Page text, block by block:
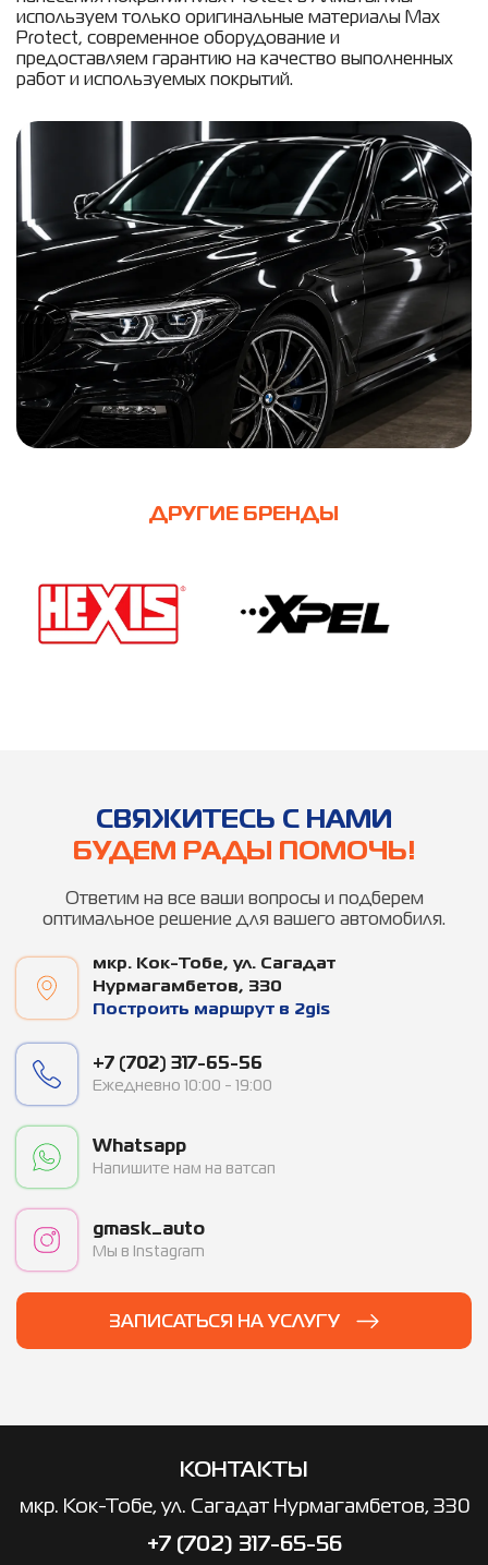
используем только оригинальные материалы Max
Protect, современное оборудование и
предоставляем гарантию на качество выполненных
работ и используемых покрытий.
ДРУГИЕ БРЕНДЫ
CВЯЖИТЕСЬ С НАМИ
БУДЕМ РАДЫ ПОМОЧЬ!
Ответим на все ваши вопросы и подберем
оптимальное решение для вашего автомобиля.
мкр. ​Кок-Тобе, ул. Сагадат
Нурмагамбетов, 330
Построить маршрут в 2gis
+7 (702) 317-65-56
Ежедневно 10:00 - 19:00
Whatsapp
Напишите нам на ватсап
gmask_auto
Мы в Instagram
ЗАПИСАТЬСЯ НА УСЛУГУ
КОНТАКТЫ
мкр. ​Кок-Тобе, ул. Сагадат Нурмагамбетов, 330
+7 (702) 317-65-56